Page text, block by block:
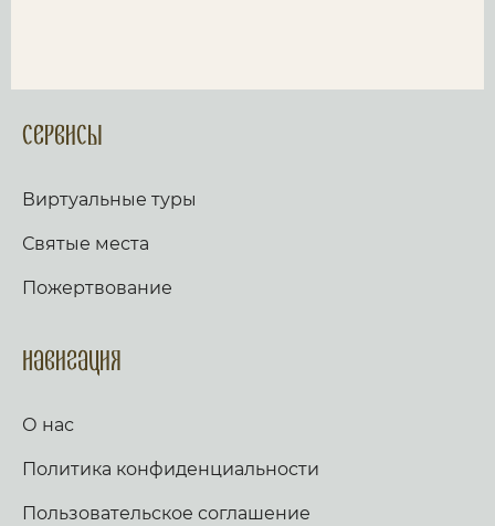
Сервисы
Виртуальные туры
Святые места
Пожертвование
Навигация
О нас
Политика конфиденциальности
Пользовательское соглашение